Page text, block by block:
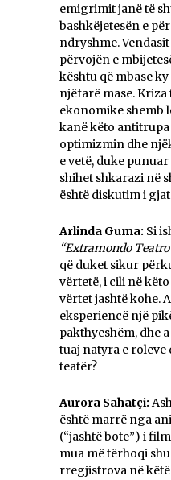
emigrimit janë të
bashkëjetesën e
ndryshme.
përvojën e
kështu që mbase
njëfarë mase. Kriza
ekonomike shemb
kanë këto
optimizmin dhe
e vetë, duke
shihet shkarazi në
është diskutim i
Arlinda Guma: Si
“Extramondo
që duket sikur
vërtetë, i cili në
vërtet jashtë kohe.
eksperiencë një
pakthyeshëm, dhe
tuaj natyra e
teatër?
Aurora Sahatçi:
është marrë nga
(“jashtë bote”) i
mua më tërhoqi
rregjistrova në